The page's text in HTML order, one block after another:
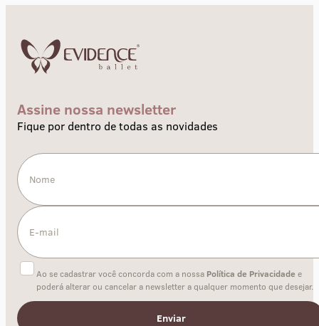
Assine nossa newsletter
Fique por dentro de todas as novidades
Ao se cadastrar você concorda com a nossa Política de Privacidade e
poderá alterar ou cancelar a newsletter a qualquer momento que desejar.
Enviar